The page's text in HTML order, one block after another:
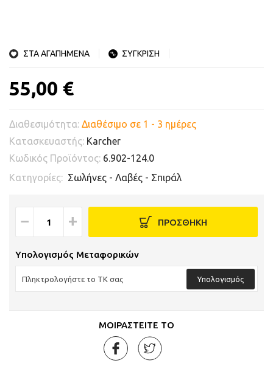
ΣΤΑ ΑΓΑΠΗΜΕΝΑ ΣΥΓΚΡΙΣΗ
55,00 €
Διαθεσιμότητα: Διαθέσιμο σε 1 - 3 ημέρες
Κατασκευαστής: Karcher
Κωδικός Προϊόντος: 6.902-124.0
Κατηγορίες: Σωλήνες - Λαβές - Σπιράλ
− + ΠΡΟΣΘΗΚΗ
Υπολογισμός Μεταφορικών
Υπολογισμός
ΜΟΙΡΑΣΤΕΙΤΕ ΤΟ